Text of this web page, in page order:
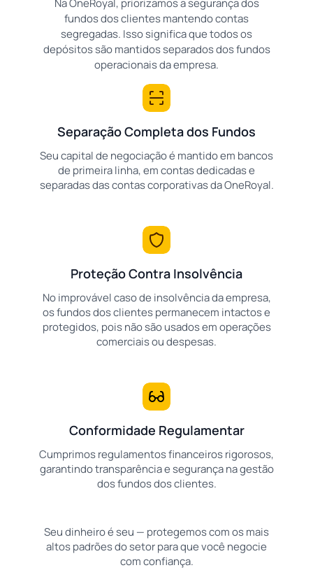
Na OneRoyal, priorizamos a segurança dos
fundos dos clientes mantendo contas
segregadas. Isso significa que todos os
depósitos são mantidos separados dos fundos
operacionais da empresa.
Separação Completa dos Fundos
Seu capital de negociação é mantido em bancos
de primeira linha, em contas dedicadas e
separadas das contas corporativas da OneRoyal.
Proteção Contra Insolvência
No improvável caso de insolvência da empresa,
os fundos dos clientes permanecem intactos e
protegidos, pois não são usados em operações
comerciais ou despesas.
Conformidade Regulamentar
Cumprimos regulamentos financeiros rigorosos,
garantindo transparência e segurança na gestão
dos fundos dos clientes.
Seu dinheiro é seu — protegemos com os mais
altos padrões do setor para que você negocie
com confiança.